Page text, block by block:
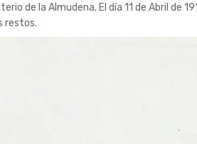
de la Almudena. El día 11 de Abril
restos.